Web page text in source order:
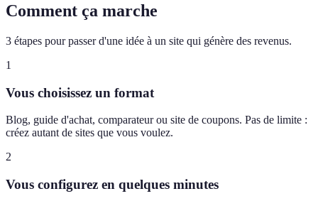
Comment ça marche
3 étapes pour passer d'une idée à un site qui génère des revenus.
1
Vous choisissez un format
Blog, guide d'achat, comparateur ou site de coupons. Pas de limite :
créez autant de sites que vous voulez.
2
Vous configurez en quelques minutes